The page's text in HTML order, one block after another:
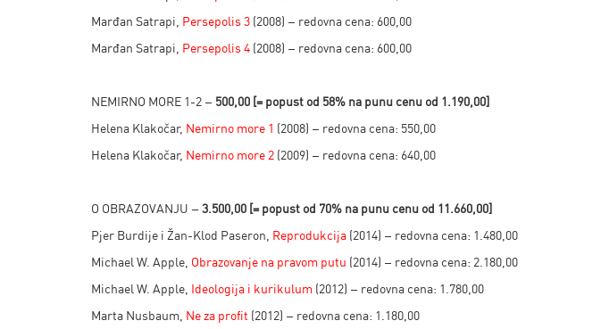
Marđan Satrapi, Persepolis 3 (2008) – redovna cena: 600,00
Marđan Satrapi, Persepolis 4 (2008) – redovna cena: 600,00
NEMIRNO MORE 1-2 – 500,00 [= popust od 58% na punu cenu od 1.190,00]
Helena Klakočar, Nemirno more 1 (2008) – redovna cena: 550,00
Helena Klakočar, Nemirno more 2 (2009) – redovna cena: 640,00
O OBRAZOVANJU – 3.500,00 [= popust od 70% na punu cenu od 11.660,00]
Pjer Burdije i Žan-Klod Paseron, Reprodukcija (2014) – redovna cena: 1.480,00
Michael W. Apple, Obrazovanje na pravom putu (2014) – redovna cena: 2.180,00
Michael W. Apple, Ideologija i kurikulum (2012) – redovna cena: 1.780,00
Marta Nusbaum, Ne za profit (2012) – redovna cena: 1.180,00